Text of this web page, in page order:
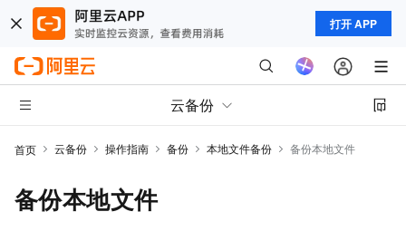
打开 APP
云备份
首页 云备份 操作指南 备份 本地文件备份 备份本地文件
备份本地文件